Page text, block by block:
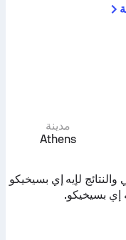
مدينة
Athens
لإيه إي بسيخيكو
إي بسيخيكو.